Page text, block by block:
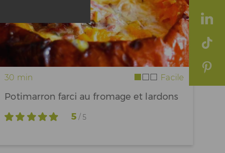
30 min Facile
Potimarron farci au fromage et lardons
5/ 5